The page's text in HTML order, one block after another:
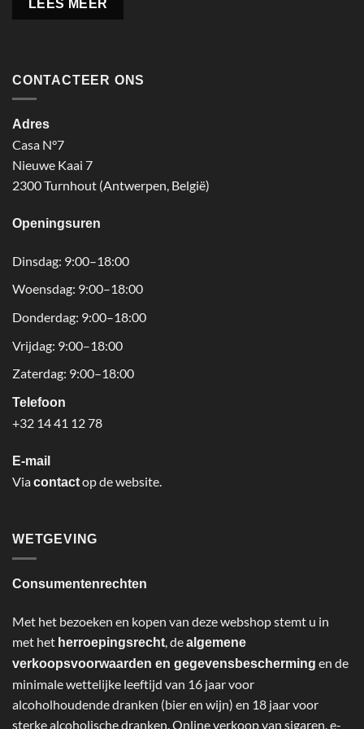
LEES MEER
CONTACTEER ONS
Adres
Casa N°7
Nieuwe Kaai 7
2300 Turnhout (Antwerpen, België)
Openingsuren
Dinsdag: 9:00–18:00
Woensdag: 9:00–18:00
Donderdag: 9:00–18:00
Vrijdag: 9:00–18:00
Zaterdag: 9:00–18:00
Telefoon
+32 14 41 12 78
E-mail
Viacontactop de website.
WETGEVING
Consumentenrechten
Met het bezoeken en kopen van deze webshop stemt u in
met het herroepingsrecht , dealgemene
verkoopsvoorwaarden en gegevensbescherming en de
minimale wettelijke leeftijd van 16 jaar voor
alcoholhoudende dranken (bier en wijn) en 18 jaar voor
sterke alcoholische dranken. Online verkoop van sigaren, e-